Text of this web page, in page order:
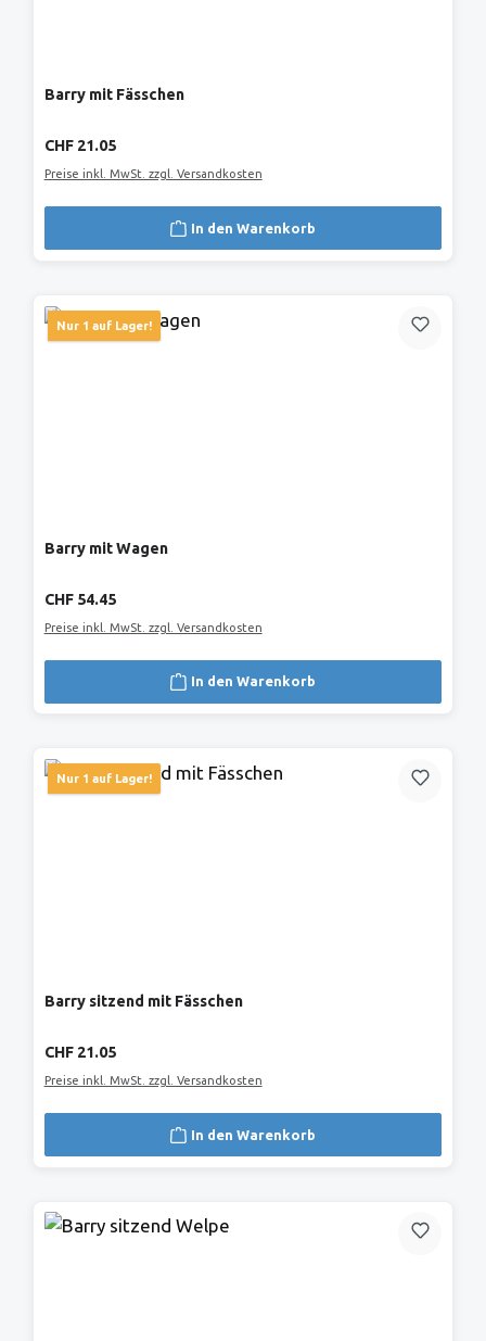
Barry mit Fässchen
Regulärer Preis:
CHF 21.05
Preise inkl. MwSt. zzgl. Versandkosten
In den Warenkorb
Nur 1 auf Lager!
Barry mit Wagen
Regulärer Preis:
CHF 54.45
Preise inkl. MwSt. zzgl. Versandkosten
In den Warenkorb
Nur 1 auf Lager!
Barry sitzend mit Fässchen
Regulärer Preis:
CHF 21.05
Preise inkl. MwSt. zzgl. Versandkosten
In den Warenkorb